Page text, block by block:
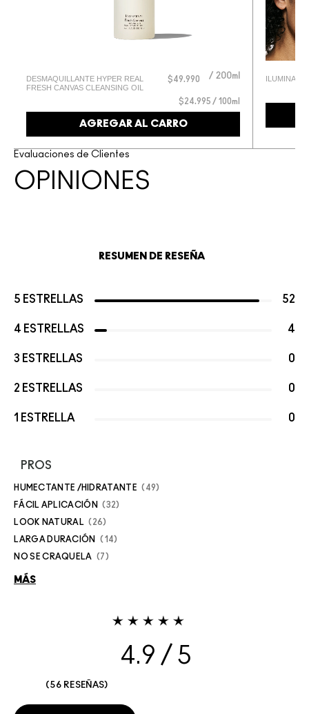
DESMAQUILLANTE HYPER REAL
FRESH CANVAS CLEANSING OIL
$49.990 200ml
$24.995 / 100ml
AGREGAR AL CARRO
Evaluaciones de Clientes
OPINIONES
RESUMEN DE RESEÑA
5 ESTRELLAS 52
4 ESTRELLAS 4
3 ESTRELLAS 0
2 ESTRELLAS 0
1 ESTRELLA 0
PROS
HUMECTANTE /HIDRATANTE 49
FÁCIL APLICACIÓN 32
LOOK NATURAL 26
LARGA DURACIÓN 14
NO SE CRAQUELA 7
MÁS
4.9
56 RESEÑAS